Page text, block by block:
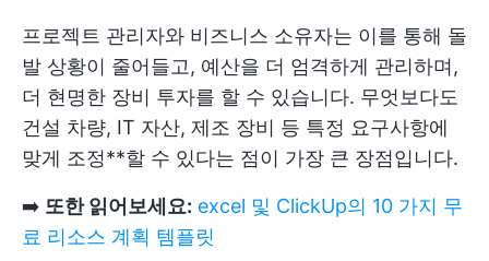
프로젝트 관리자와 비즈니스 소유자는 이를 통해 돌
발 상황이 줄어들고, 예산을 더 엄격하게 관리하며,
더 현명한 장비 투자를 할 수 있습니다. 무엇보다도
건설 차량, IT 자산, 제조 장비 등 특정 요구사항에
맞게 조정**할 수 있다는 점이 가장 큰 장점입니다.
➡️ 또한 읽어보세요: excel 및 ClickUp의 10 가지 무
료 리소스 계획 템플릿